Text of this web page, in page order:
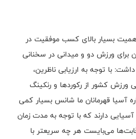
بسیار بالای کسب موفقیت در
برای ورزش دو و میدانی در سخنانی
با توجه به ارزیابی ناظرین،
ورزش کشور از رکوردها و رنکینگ
آسیا قهرمانان ما شانس بسیار کمی
دارند که با توجه به مدت زمان
می‌بایست هر چه سریعتر با